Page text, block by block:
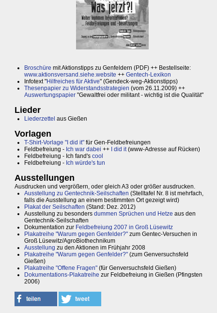
Broschüre mit Aktionstipps zu Genfeldern (PDF) ++ Bestellseite:
www.aktionsversand.siehe.website ++ Gentech-Lexikon
Infotext "Hilfreiches für Aktive" (Gendeck-weg-Aktionstipps)
Thesenpapier zu Widerstandsstrategien (vom 26.11.2009) ++
Auswertungspapier "Gewaltfrei oder militant - wichtig ist die Qualität"
Lieder
Liederzettel aus Gießen
Vorlagen
T-Shirt-Vorlage "I did it" für Gen-Feldbefreiungen
Feldbefreiung - Ich war dabei ++ I did it(www-Adresse auf Rücken)
Feldbefreiung - Ich fand's cool
Feldbefreiung - Ich würde's tun
Ausstellungen
Ausdrucken und vergrößern, oder gleich A3 oder größer ausdrucken.
Ausstellung zu Gentechnik-Seilschaften (Stelltafel Nr. 8 ist mehrfach,
falls die Ausstellung an einem bestimmten Ort gezeigt wird)
Plakat der Seilschaften (Stand: Dez. 2012)
Ausstellung zu besonders dummen Sprüchen und Hetze aus den
Gentechnik-Seilschaften
Dokumentation zur Feldbefreiung 2007 in Groß Lüsewitz
Plakatreihe "Warum gegen Genfelder?" zum Gentec-Versuchen in
Groß Lüsewitz/AgroBiothechnikum
Ausstellung zu den Aktionen im Frühjahr 2008
Plakatreihe "Warum gegen Genfelder?" (zum Genversuchsfeld
Gießen)
Plakatreihe "Offene Fragen" (für Genversuchsfeld Gießen)
Dokumentations-Plakatreihe zur Feldbefreiung in Gießen (Pfingsten
2006)